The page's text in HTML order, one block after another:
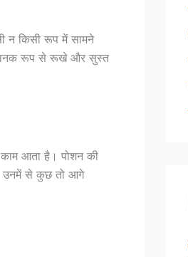
न किसी रूप में सामने
रूप से रूखे और सुस्त
आता है। पोशन की
उनमें से कुछ तो आगे